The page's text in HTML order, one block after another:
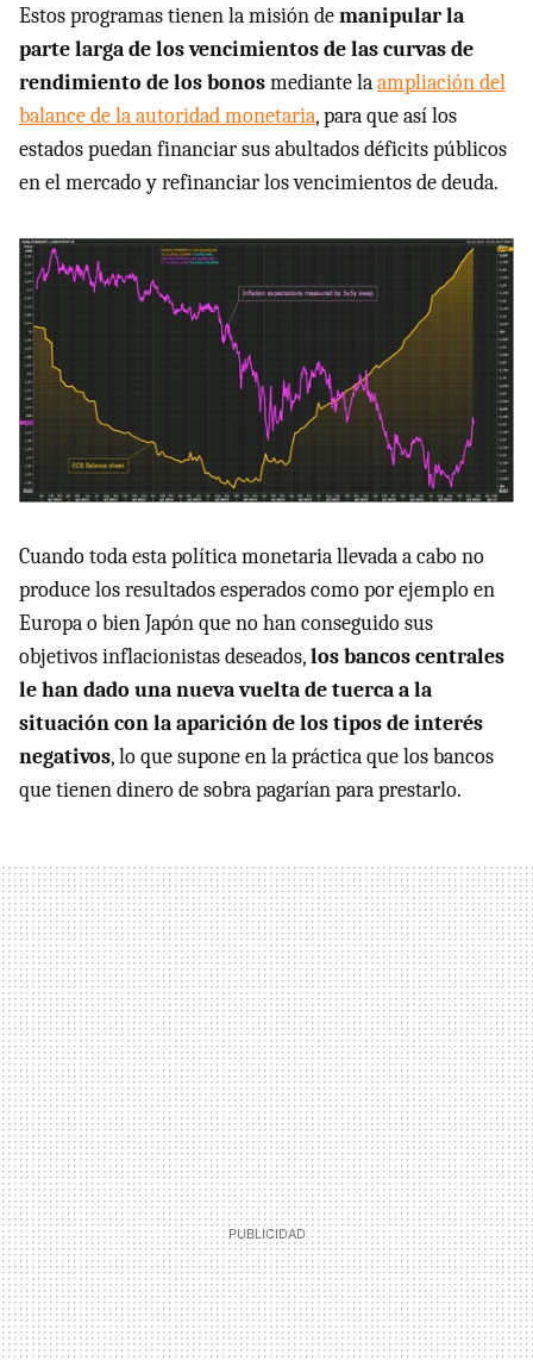
Estos programas tienen la misión demanipular la
parte larga de los vencimientos de las curvas de
rendimiento de los bonosmediante laampliación del
balance de la autoridad monetaria, para que así los
estados puedan financiar sus abultados déficits públicos
en el mercado y refinanciar los vencimientos de deuda.
Cuando toda esta política monetaria llevada a cabo no
produce los resultados esperados como por ejemplo en
Europa o bien Japón que no han conseguido sus
objetivos inflacionistas deseados,los bancos centrales
le han dado una nueva vuelta de tuerca a la
situación con la aparición de los tipos de interés
negativos, lo que supone en la práctica que los bancos
que tienen dinero de sobra pagarían para prestarlo.